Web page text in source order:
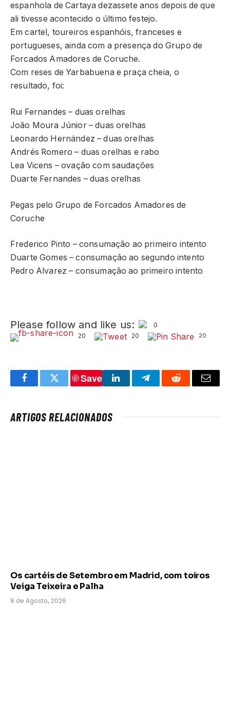
espanhola de Cartaya dezassete anos depois de que
ali tivesse acontecido o último festejo.
Em cartel, toureiros espanhóis, franceses e
portugueses, ainda com a presença do Grupo de
Forcados Amadores de Coruche.
Com reses de Yarbabuena e praça cheia, o
resultado, foi:
Rui Fernandes – duas orelhas
João Moura Júnior – duas orelhas
Leonardo Hernández – duas orelhas
Andrés Romero – duas orelhas e rabo
Lea Vicens – ovação com saudações
Duarte Fernandes – duas orelhas
Pegas pelo Grupo de Forcados Amadores de
Coruche
Frederico Pinto – consumação ao primeiro intento
Duarte Gomes – consumação ao segundo intento
Pedro Alvarez – consumação ao primeiro intento
Please follow and like us:
0
20
20 20
FacebookTwitter
Save
LinkedInTelegramReddit Email
ARTIGOS RELACIONADOS
Os cartéis de Setembro em Madrid, com toiros
Veiga Teixeira e Palha
8 de Agosto, 2026